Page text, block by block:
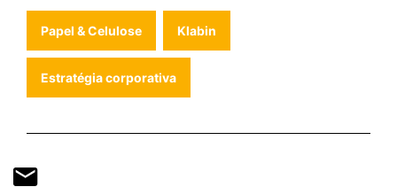
Papel & Celulose Klabin
Estratégia corporativa